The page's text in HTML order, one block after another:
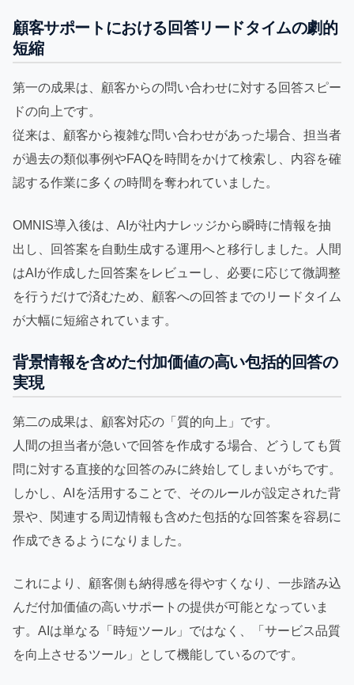
顧客サポートにおける回答リードタイムの劇的
短縮
第一の成果は、顧客からの問い合わせに対する回答スピー
ドの向上です。
従来は、顧客から複雑な問い合わせがあった場合、担当者
が過去の類似事例やFAQを時間をかけて検索し、内容を確
認する作業に多くの時間を奪われていました。
OMNIS導入後は、AIが社内ナレッジから瞬時に情報を抽
出し、回答案を自動生成する運用へと移行しました。人間
はAIが作成した回答案をレビューし、必要に応じて微調整
を行うだけで済むため、顧客への回答までのリードタイム
が大幅に短縮されています。
背景情報を含めた付加価値の高い包括的回答の
実現
第二の成果は、顧客対応の「質的向上」です。
人間の担当者が急いで回答を作成する場合、どうしても質
問に対する直接的な回答のみに終始してしまいがちです。
しかし、AIを活用することで、そのルールが設定された背
景や、関連する周辺情報も含めた包括的な回答案を容易に
作成できるようになりました。
これにより、顧客側も納得感を得やすくなり、一歩踏み込
んだ付加価値の高いサポートの提供が可能となっていま
す。AIは単なる「時短ツール」ではなく、「サービス品質
を向上させるツール」として機能しているのです。